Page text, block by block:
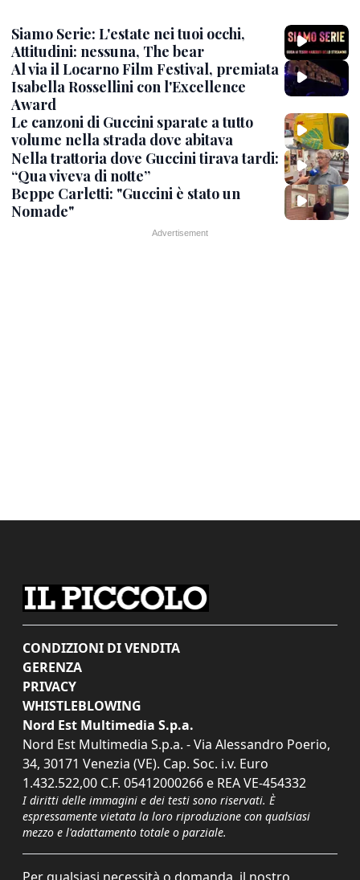
Siamo Serie: L'estate nei tuoi occhi,
Attitudini: nessuna, The bear
Al via il Locarno Film Festival, premiata
Isabella Rossellini con l'Excellence
Award
Le canzoni di Guccini sparate a tutto
volume nella strada dove abitava
Nella trattoria dove Guccini tirava tardi:
“Qua viveva di notte”
Beppe Carletti: "Guccini è stato un
Nomade"
CONDIZIONI DI VENDITA
GERENZA
PRIVACY
WHISTLEBLOWING
Nord Est Multimedia S.p.a.
Nord Est Multimedia S.p.a. - Via Alessandro Poerio,
34, 30171 Venezia (VE). Cap. Soc. i.v. Euro
1.432.522,00 C.F. 05412000266 e REA VE-454332
I diritti delle immagini e dei testi sono riservati. È
espressamente vietata la loro riproduzione con qualsiasi
mezzo e l'adattamento totale o parziale.